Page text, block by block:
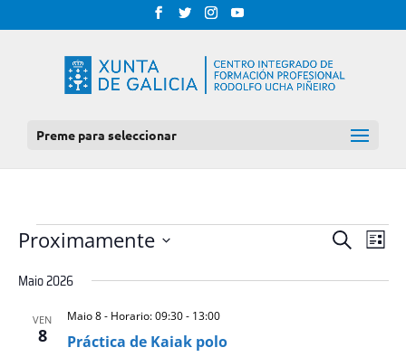
Preme para seleccionar
EVENTOS
BUSCA
Procurar
DE
Lista
Proximamente
date.
Maio 2026
VEN
8 Práctica de Kaiak polo
Maio 8 - Horario: 09:30- 13:00